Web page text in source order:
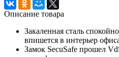
Описание товара
Закаленная сталь
впишется в интерьер
Замок SecuSafe прошел